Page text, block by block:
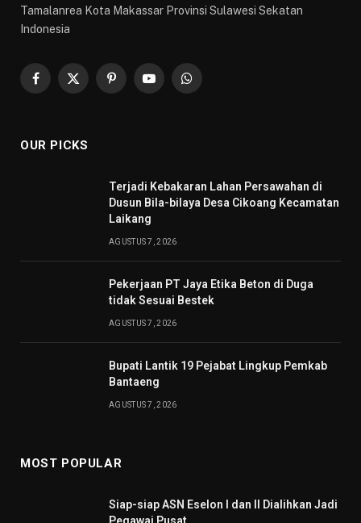
Tamalanrea Kota Makassar Provinsi Sulawesi Sekatan
Indonesia
Facebook
X
PinterestYouTubeWhatsApp
OUR PICKS
Terjadi Kebakaran Lahan Persawahan di
Dusun Bila-bilaya Desa Cikoang Kecamatan
Laikang
AGUSTUS 7, 2026
Pekerjaan PT Jaya Etika Beton di Duga
tidak Sesuai Bestek
AGUSTUS 7, 2026
Bupati Lantik 19 Pejabat Lingkup Pemkab
Bantaeng
AGUSTUS 7, 2026
MOST POPULAR
Siap-siap ASN Eselon I dan II Dialihkan Jadi